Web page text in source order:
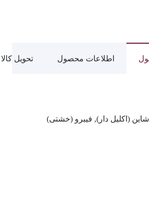
اطلاعات محصول تحویل کالا
(اکلیل دار), فیبرو (خشتی)